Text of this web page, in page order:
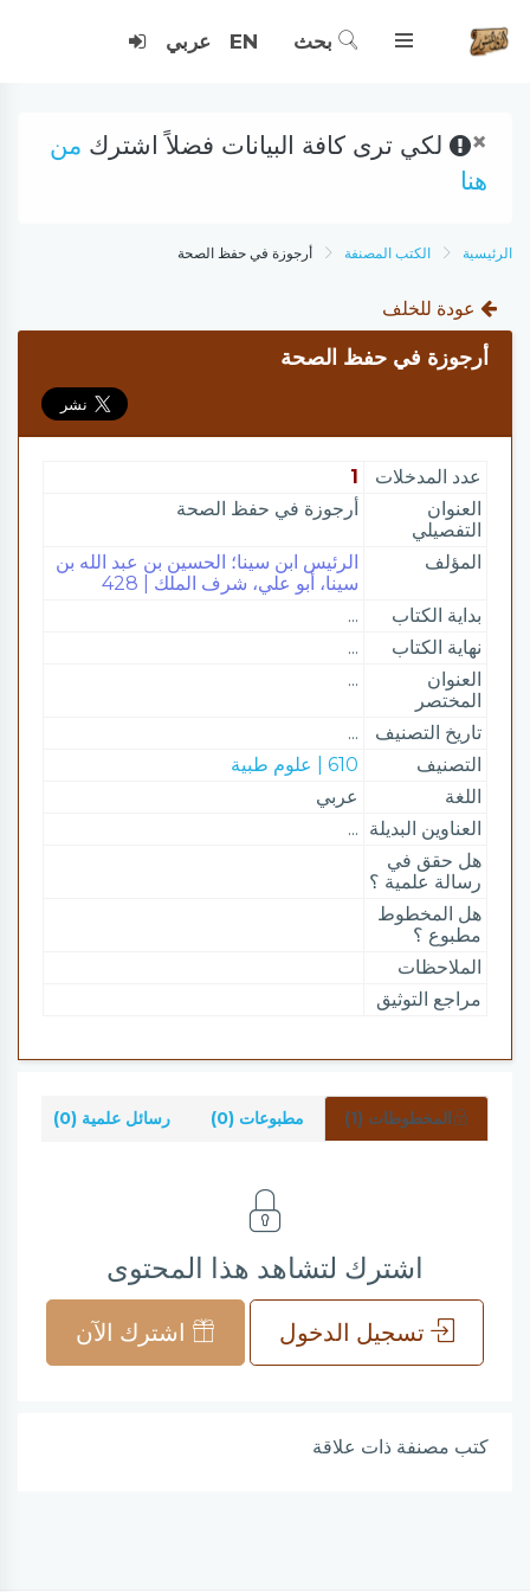
بحث EN عربي
× لكي ترى كافة البيانات فضلاً اشترك من
هنا
الرئيسية الكتب المصنفة أرجوزة في حفظ الصحة
عودة للخلف
أرجوزة في حفظ الصحة
عدد المدخلات
1
العنوان
التفصيلي
أرجوزة في حفظ الصحة
المؤلف
الرئيس ابن سينا؛ الحسين بن عبد الله بن
سينا، أبو علي، شرف الملك | 428
بداية الكتاب
...
نهاية الكتاب
...
العنوان
المختصر
...
تاريخ التصنيف
...
التصنيف
610 | علوم طبية
اللغة
عربي
العناوين البديلة ...
هل حقق في
رسالة علمية ؟
هل المخطوط
مطبوع ؟
الملاحظات
مراجع التوثيق
المخطوطات (1) مطبوعات (0) رسائل علمية (0)
اشترك لتشاهد هذا المحتوى
تسجيل الدخول اشترك الآن
كتب مصنفة ذات علاقة